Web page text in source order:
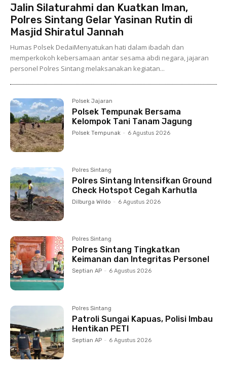
Jalin Silaturahmi dan Kuatkan Iman,
Polres Sintang Gelar Yasinan Rutin di
Masjid Shiratul Jannah
Humas Polsek DedaiMenyatukan hati dalam ibadah dan
memperkokoh kebersamaan antar sesama abdi negara, jajaran
personel Polres Sintang melaksanakan kegiatan...
Polsek Jajaran
Polsek Tempunak Bersama
Kelompok Tani Tanam Jagung
Polsek Tempunak - 6 Agustus 2026
Polres Sintang
Polres Sintang Intensifkan Ground
Check Hotspot Cegah Karhutla
Dilburga Wildo - 6 Agustus 2026
Polres Sintang
Polres Sintang Tingkatkan
Keimanan dan Integritas Personel
Septian AP - 6 Agustus 2026
Polres Sintang
Patroli Sungai Kapuas, Polisi Imbau
Hentikan PETI
Septian AP - 6 Agustus 2026